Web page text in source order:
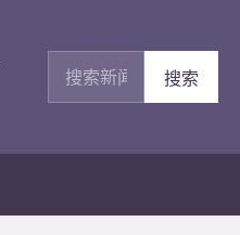
搜索新闻
搜索